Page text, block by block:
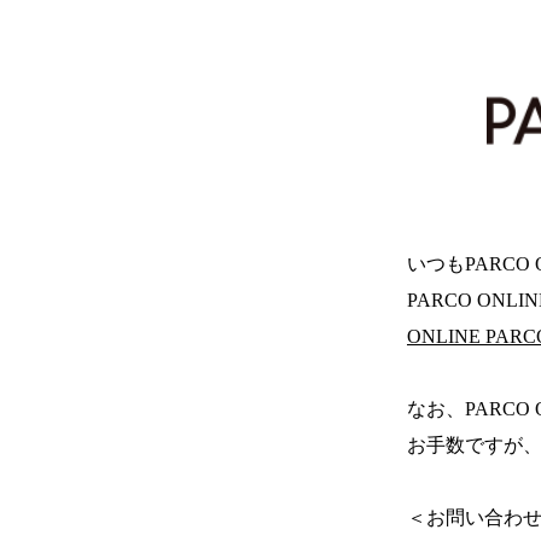
いつもPARCO
PARCO
ONLINE
なお、PARCO
お手数ですが
＜お問い合わ